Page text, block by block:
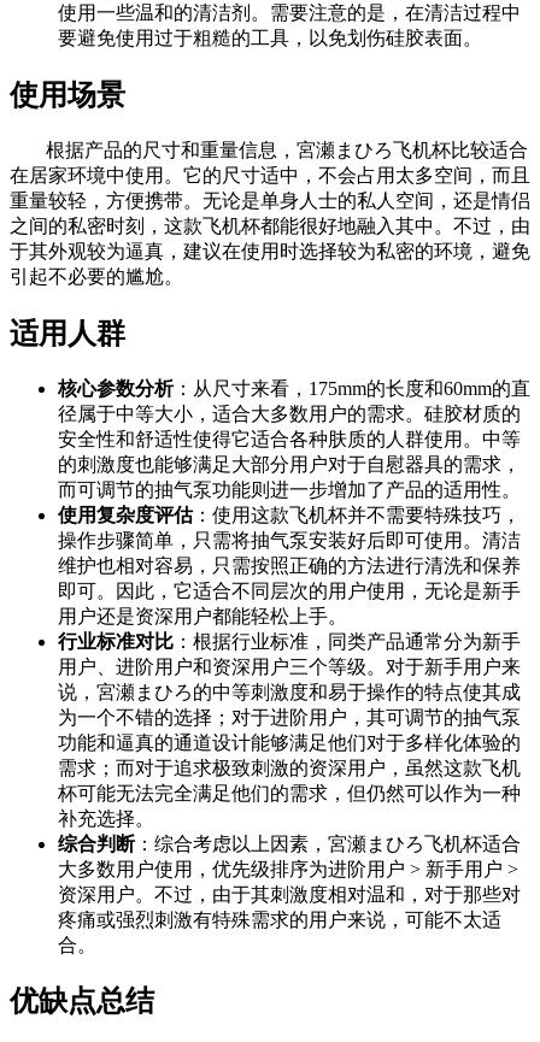
使用一些温和的清洁剂。需要注意的是，在清洁过程中
要避免使用过于粗糙的工具，以免划伤硅胶表面。
使用场景
根据产品的尺寸和重量信息，宮瀬まひろ飞机杯比较适合
在居家环境中使用。它的尺寸适中，不会占用太多空间，而且
重量较轻，方便携带。无论是单身人士的私人空间，还是情侣
之间的私密时刻，这款飞机杯都能很好地融入其中。不过，由
于其外观较为逼真，建议在使用时选择较为私密的环境，避免
引起不必要的尴尬。
适用人群
核心参数分析：从尺寸来看，175mm的长度和60mm的直
径属于中等大小，适合大多数用户的需求。硅胶材质的
安全性和舒适性使得它适合各种肤质的人群使用。中等
的刺激度也能够满足大部分用户对于自慰器具的需求，
而可调节的抽气泵功能则进一步增加了产品的适用性。
使用复杂度评估：使用这款飞机杯并不需要特殊技巧，
操作步骤简单，只需将抽气泵安装好后即可使用。清洁
维护也相对容易，只需按照正确的方法进行清洗和保养
即可。因此，它适合不同层次的用户使用，无论是新手
用户还是资深用户都能轻松上手。
行业标准对比 ：根据行业标准，同类产品通常分为新手
用户、进阶用户和资深用户三个等级。对于新手用户来
说，宮瀬まひろ的中等刺激度和易于操作的特点使其成
为一个不错的选择；对于进阶用户，其可调节的抽气泵
功能和逼真的通道设计能够满足他们对于多样化体验的
需求；而对于追求极致刺激的资深用户，虽然这款飞机
杯可能无法完全满足他们的需求，但仍然可以作为一种
补充选择。
综合判断：综合考虑以上因素，宮瀬まひろ飞机杯适合
大多数用户使用，优先级排序为进阶用户 > 新手用户 >
资深用户。不过，由于其刺激度相对温和，对于那些对
疼痛或强烈刺激有特殊需求的用户来说，可能不太适
合。
优缺点总结